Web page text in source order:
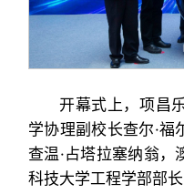
开幕式上，项昌
学协理副校长查尔·福
查温·占塔拉塞纳翁，
科技大学工程学部部